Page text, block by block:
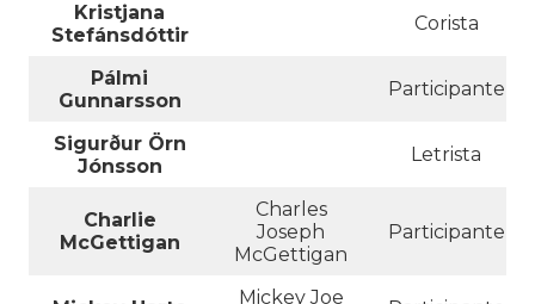
Kristjana
Stefánsdóttir
Corista
Pálmi
Gunnarsson
Participante
Sigurður Örn
Jónsson
Letrista
Charlie
McGettigan
Charles
Joseph
McGettigan
Participante
Mickey Joe